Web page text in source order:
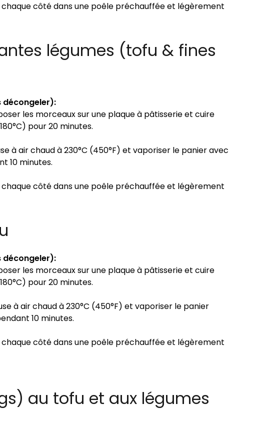
chaque côté dans une poêle préchauffée et légèrement
légumes (tofu & fines
décongeler):
les morceaux sur une plaque à pâtisserie et cuire
pour 20 minutes.
à air chaud à 230°C (450°F) et vaporiser le panier avec
10 minutes.
chaque côté dans une poêle préchauffée et légèrement
décongeler):
les morceaux sur une plaque à pâtisserie et cuire
pour 20 minutes.
à air chaud à 230°C (450°F) et vaporiser le panier
10 minutes.
chaque côté dans une poêle préchauffée et légèrement
au tofu et aux légumes